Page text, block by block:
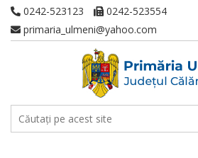
0242-523123
0242-523554
primaria_ulmeni@yahoo.com